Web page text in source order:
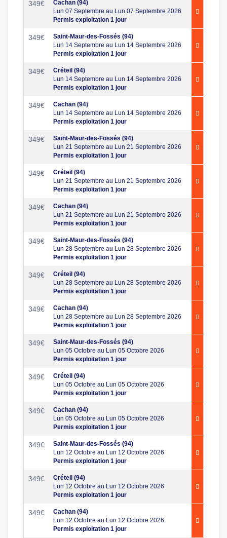
349€
Cachan (94)
Lun 07 Septembre au Lun 07 Septembre 2026
Permis exploitation 1 jour
349€
Saint-Maur-des-Fossés (94)
Lun 14 Septembre au Lun 14 Septembre 2026
Permis exploitation 1 jour
349€
Créteil (94)
Lun 14 Septembre au Lun 14 Septembre 2026
Permis exploitation 1 jour
349€
Cachan (94)
Lun 14 Septembre au Lun 14 Septembre 2026
Permis exploitation 1 jour
349€
Saint-Maur-des-Fossés (94)
Lun 21 Septembre au Lun 21 Septembre 2026
Permis exploitation 1 jour
349€
Créteil (94)
Lun 21 Septembre au Lun 21 Septembre 2026
Permis exploitation 1 jour
349€
Cachan (94)
Lun 21 Septembre au Lun 21 Septembre 2026
Permis exploitation 1 jour
349€
Saint-Maur-des-Fossés (94)
Lun 28 Septembre au Lun 28 Septembre 2026
Permis exploitation 1 jour
349€
Créteil (94)
Lun 28 Septembre au Lun 28 Septembre 2026
Permis exploitation 1 jour
349€
Cachan (94)
Lun 28 Septembre au Lun 28 Septembre 2026
Permis exploitation 1 jour
349€
Saint-Maur-des-Fossés (94)
Lun 05 Octobre au Lun 05 Octobre 2026
Permis exploitation 1 jour
349€
Créteil (94)
Lun 05 Octobre au Lun 05 Octobre 2026
Permis exploitation 1 jour
349€
Cachan (94)
Lun 05 Octobre au Lun 05 Octobre 2026
Permis exploitation 1 jour
349€
Saint-Maur-des-Fossés (94)
Lun 12 Octobre au Lun 12 Octobre 2026
Permis exploitation 1 jour
349€
Créteil (94)
Lun 12 Octobre au Lun 12 Octobre 2026
Permis exploitation 1 jour
349€
Cachan (94)
Lun 12 Octobre au Lun 12 Octobre 2026
Permis exploitation 1 jour